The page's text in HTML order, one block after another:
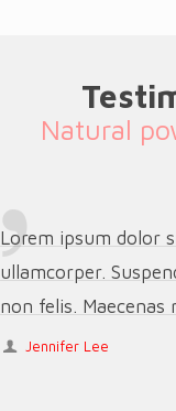
Natural
Lorem ipsum dolor
ullamcorper.
non felis. Maecenas
Jennifer Lee